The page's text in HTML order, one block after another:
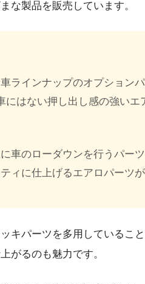
な製品を販売しています。
ラインナップのオプション
にはない押し出し感の強いエ
車のローダウンを行うパー
ィに仕上げるエアロパーツが
キパーツを多用しているこ
がるのも魅力です。